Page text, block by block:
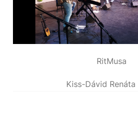
RitMusa
Kiss-Dávid Renáta